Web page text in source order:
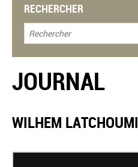
RECHERCHER
JOURNAL
WILHEM